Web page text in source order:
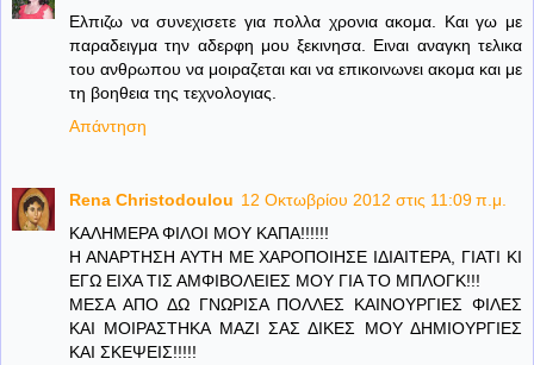
Ελπιζω να συνεχισετε για πολλα χρονια ακομα. Και γω με
παραδειγμα την αδερφη μου ξεκινησα. Ειναι αναγκη τελικα
του ανθρωπου να μοιραζεται και να επικοινωνει ακομα και με
τη βοηθεια της τεχνολογιας.
Απάντηση
Rena Christodoulou 12 Οκτωβρίου 2012 στις 11:09 π.μ.
ΚΑΛΗΜΕΡΑ ΦΙΛΟΙ ΜΟΥ ΚΑΠΑ!!!!!!
Η ΑΝΑΡΤΗΣΗ ΑΥΤΗ ΜΕ ΧΑΡΟΠΟΙΗΣΕ ΙΔΙΑΙΤΕΡΑ, ΓΙΑΤΙ ΚΙ
ΕΓΩ ΕΙΧΑ ΤΙΣ ΑΜΦΙΒΟΛΕΙΕΣ ΜΟΥ ΓΙΑ ΤΟ ΜΠΛΟΓΚ!!!
ΜΕΣΑ ΑΠΟ ΔΩ ΓΝΩΡΙΣΑ ΠΟΛΛΕΣ ΚΑΙΝΟΥΡΓΙΕΣ ΦΙΛΕΣ
ΚΑΙ ΜΟΙΡΑΣΤΗΚΑ ΜΑΖΙ ΣΑΣ ΔΙΚΕΣ ΜΟΥ ΔΗΜΙΟΥΡΓΙΕΣ
ΚΑΙ ΣΚΕΨΕΙΣ!!!!!